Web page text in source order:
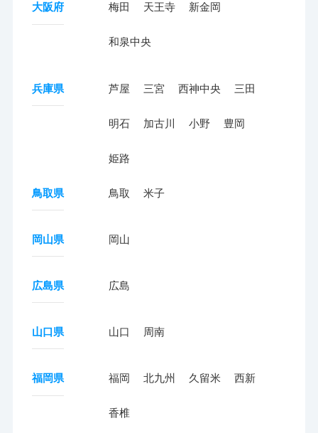
大阪府 梅田 天王寺 新金岡
和泉中央
兵庫県 芦屋 三宮 西神中央 三田
明石 加古川 小野 豊岡
姫路
鳥取県 鳥取 米子
岡山県 岡山
広島県 広島
山口県 山口 周南
福岡県 福岡 北九州 久留米 西新
香椎